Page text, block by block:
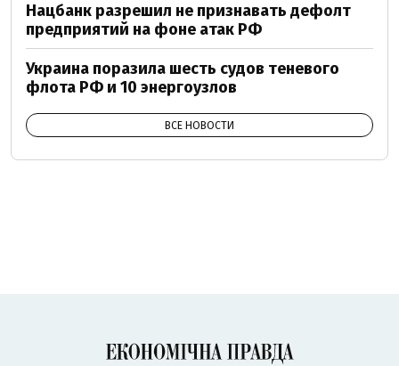
Нацбанк разрешил не признавать дефолт
предприятий на фоне атак РФ
Украина поразила шесть судов теневого
флота РФ и 10 энергоузлов
ВСЕ НОВОСТИ